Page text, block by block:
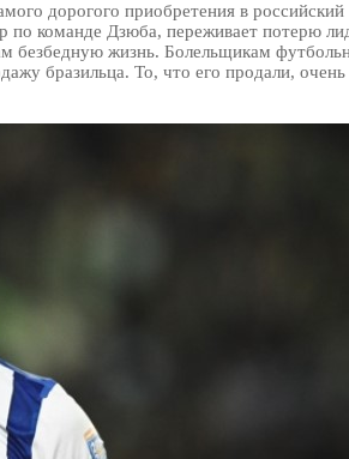
дорогого приобретения в российский
команде Дзюба, переживает потерю
безбедную жизнь. Болельщикам
бразильца. То, что его продали, очень